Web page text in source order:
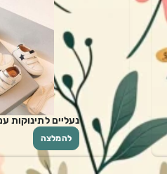
נעליים לתינוקות עם
להמלצה